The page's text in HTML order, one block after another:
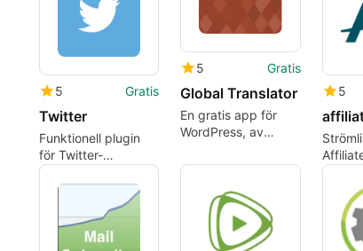
5 Gratis
Twitter
Funktionell plugin
för Twitter-
integration
5 Gratis
Global Translator
En gratis app för
WordPress, av
5
med